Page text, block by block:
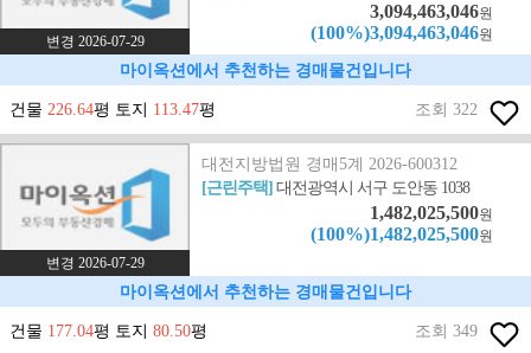
변경 2026-07-29
3,094,463,046원
(100%)3,094,463,046원
마이옥션에서 추천하는 경매물건입니다
건물 226.64평 토지 113.47평 조회 322
변경 2026-07-29
대전지방법원 경매5계 2026-600312
[근린주택]대전광역시 서구 도안동 1038
1,482,025,500원
(100%)1,482,025,500원
마이옥션에서 추천하는 경매물건입니다
건물 177.04평 토지 80.50평 조회 349